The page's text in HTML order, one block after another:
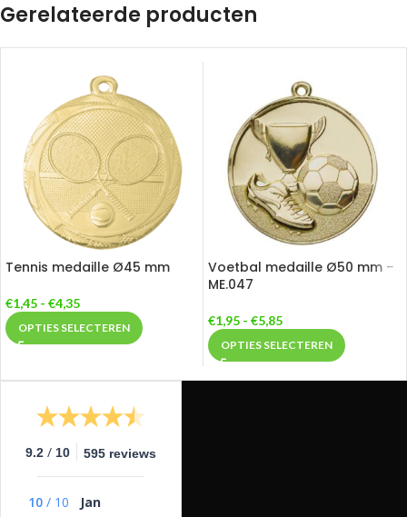
Gerelateerde producten
Tennis medaille Ø45 mm
€1,45 - €4,35
OPTIES SELECTEREN
Voetbal medaille Ø50 mm –
ME.047
€1,95 - €5,85
OPTIES SELECTEREN
9.2 / 10 595 reviews
10 / 10
Jan